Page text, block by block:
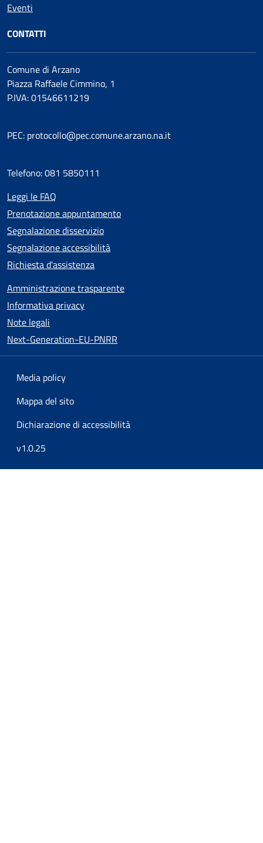
Eventi
CONTATTI
Comune di Arzano
Piazza Raffaele Cimmino, 1
P.IVA: 01546611219
PEC: protocollo@pec.comune.arzano.na.it
Telefono: 081 5850111
Leggi le FAQ
Prenotazione appuntamento
Segnalazione disservizio
Segnalazione accessibilità
Richiesta d'assistenza
Amministrazione trasparente
Informativa privacy
Note legali
Next-Generation-EU-PNRR
Media policy
Mappa del sito
Dichiarazione di accessibilità
v1.0.25